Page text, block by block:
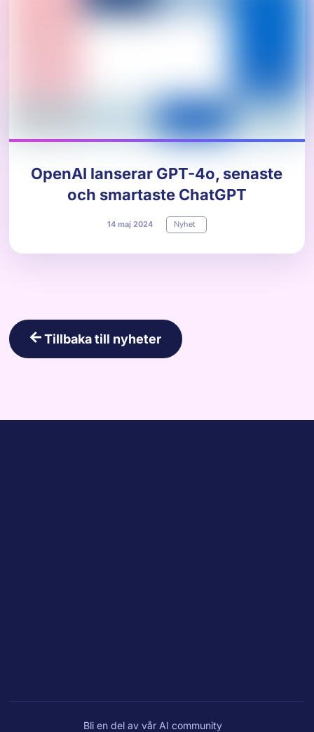
OpenAI lanserar GPT-4o, senaste
och smartaste ChatGPT
14 maj 2024 Nyhet
Tillbaka till nyheter
Bli en del av vår AI community